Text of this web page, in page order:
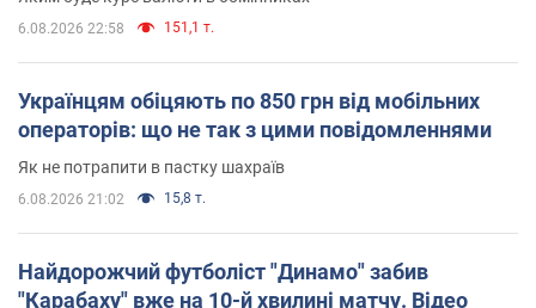
6.08.2026 22:58 151,1 т.
Українцям обіцяють по 850 грн від мобільних
операторів: що не так з цими повідомленнями
Як не потрапити в пастку шахраїв
6.08.2026 21:02 15,8 т.
Найдорожчий футболіст "Динамо" забив
"Карабаху" вже на 10-й хвилині матчу. Відео